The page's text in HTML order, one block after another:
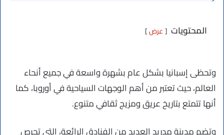
المحتويات عرض
وتحظى إسبانيا بشكل عام بشهرة واسعة في جميع أنحاء
العالم، حيث تعتبر من أهم الوجهات السياحية في أوروبا، كما
أنها تتمتع بتاريخ عريق ومزيج ثقافي متنوع.
وتضم مدينة مدريد العديد من الفنادق الرائعة، التي تحرص